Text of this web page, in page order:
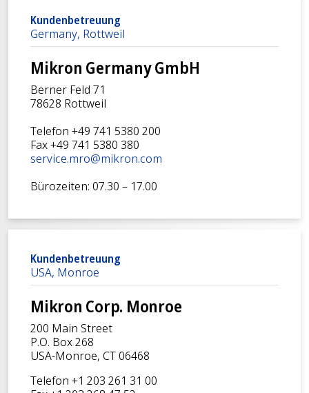
Kundenbetreuung
Germany, Rottweil
Mikron Germany GmbH
Berner Feld 71
78628 Rottweil
Telefon +49 741 5380 200
Fax +49 741 5380 380
service.mro@mikron.com
Bürozeiten: 07.30 – 17.00
Kundenbetreuung
USA, Monroe
Mikron Corp. Monroe
200 Main Street
P.O. Box 268
USA-Monroe, CT 06468
Telefon +1 203 261 31 00